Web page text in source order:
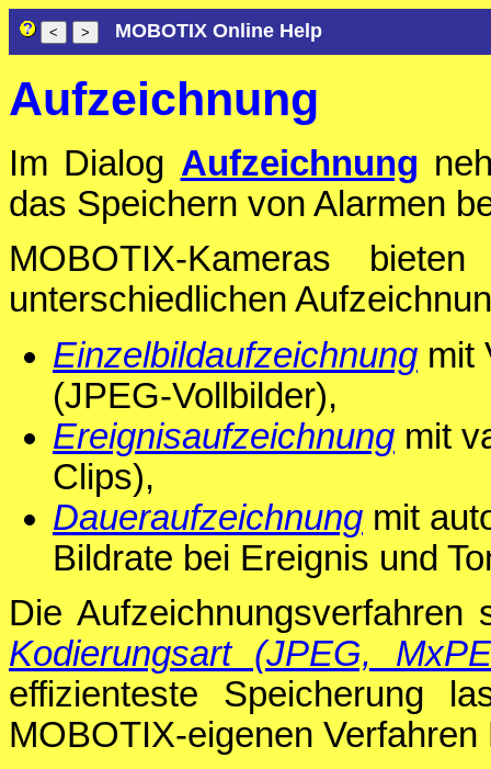
MOBOTIX Online Help
Aufzeichnung
Im Dialog Aufzeichnung
das Speichern von Alarmen
MOBOTIX-Kameras
unterschiedlichen
Einzelbildaufzeichnung mit
(JPEG-Vollbilder),
Ereignisaufzeichnung mit
Clips),
Daueraufzeichnung mit
Bildrate bei Ereignis und
Die
Kodierungsart (JPEG,
effizienteste Speicherung
MOBOTIX-eigenen